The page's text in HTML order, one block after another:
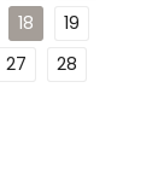
18
19
27
28